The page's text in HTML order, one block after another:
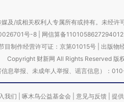
及/或相关权利人专属所有或持有。未经许
号-8 网信算备
目制作经营许可证：京第01015号| 出版物
Copyright 财新网 All Rights Reserved 版
信息举报、未成年人举报、谣言信息）
我们 啄木鸟公益基金会 意见与反馈 提